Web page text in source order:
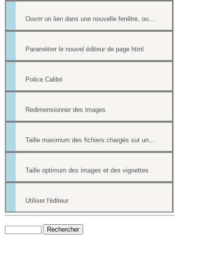
Ouvrir un lien dans une nouvelle fenêtre, ouvrir dans un nouvel onglet
Paramétrer le nouvel éditeur de page html
Police Calibri
Redimensionner des images
Taille maximum des fichiers chargés sur un site
Taille optimum des images et des vignettes
Utiliser l'éditeur